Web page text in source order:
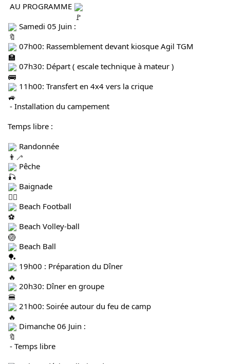
AU PROGRAMME
Samedi 05 Juin :
07h00: Rassemblement devant kiosque Agil TGM
07h30: Départ ( escale technique à mateur )
11h00: Transfert en 4x4 vers la crique
- Installation du campement
Temps libre :
Randonnée
Pêche
Baignade
Beach Football
Beach Volley-ball
Beach Ball
19h00 : Préparation du Dîner
20h30: Dîner en groupe
21h00: Soirée autour du feu de camp
Dimanche 06 Juin :
- Temps libre